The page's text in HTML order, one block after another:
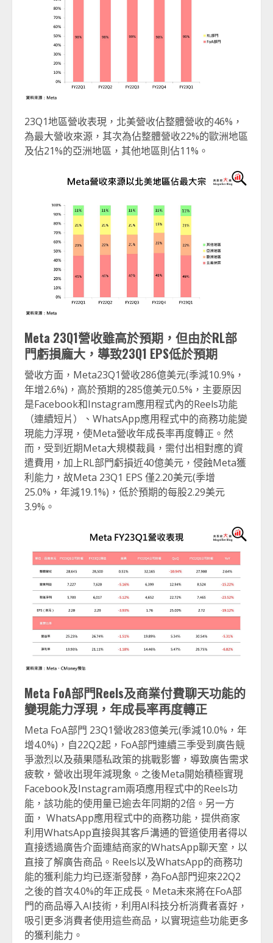
23Q1地區營收表現，北美營收佔整體營收的46%，
為最大營收來源，其次為佔整體營收22%的歐洲地區
及佔21%的亞洲地區，其他地區則佔11%。
Meta 23Q1營收雖高於預期，但由於RL部
門虧損龐大，導致23Q1 EPS低於預期
營收方面，Meta23Q1營收286億美元(季減10.9%，
年增2.6%)，高於預期的285億美元0.5%，主要原因
是Facebook和Instagram應用程式內的Reels功能
（連續短片）、WhatsApp應用程式中的商務功能變
現能力浮現，使Meta營收年成長率再度轉正。然
而，受到近期Meta大規模裁員，需付出相對應的資
遣費用，加上RL部門虧損近40億美元，侵蝕Meta獲
利能力，故Meta 23Q1 EPS 僅2.20美元(季增
25.0%，年減19.1%)，低於預期的每股2.29美元
3.9%。
Meta FoA部門Reels及商業付費聊天功能的
變現能力浮現，年成長率再度轉正
Meta FoA部門 23Q1營收283億美元(季減10.0%，年
增4.0%)，自22Q2起，FoA部門連續三季受到廣告競
爭激烈以及蘋果隱私政策的挑戰影響，導致廣告需求
疲軟，營收出現年減現象。之後Meta開始積極實現
Facebook及Instagram兩項應用程式中的Reels功
能，該功能的使用量已逾去年同期的2倍。另一方
面， WhatsApp應用程式中的商務功能，提供商家
利用WhatsApp直接與其客戶溝通的管道使用者得以
直接透過廣告介面連結商家的WhatsApp聊天室，以
直接了解廣告商品。Reels以及WhatsApp的商務功
能的獲利能力均已逐漸發酵，為FoA部門迎來22Q2
之後的首次4.0%的年正成長。Meta未來將在FoA部
門的商品導入AI技術，利用AI科技分析消費者喜好，
吸引更多消費者使用這些商品，以實現這些功能更多
的獲利能力。